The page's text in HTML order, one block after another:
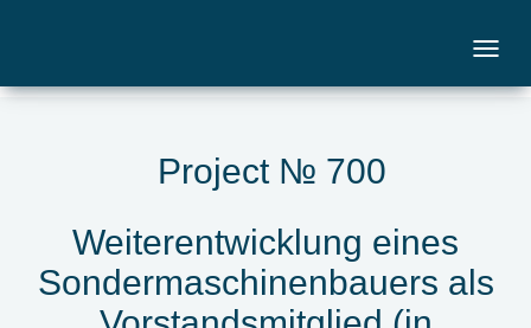
Project № 700
Weiterentwicklung eines
Sondermaschinenbauers als